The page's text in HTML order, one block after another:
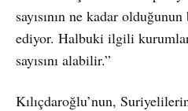
sayısının ne kadar
ediyor. Halbuki ilgili
sayısını alabilir.”
Kılıçdaroğlu’nun,